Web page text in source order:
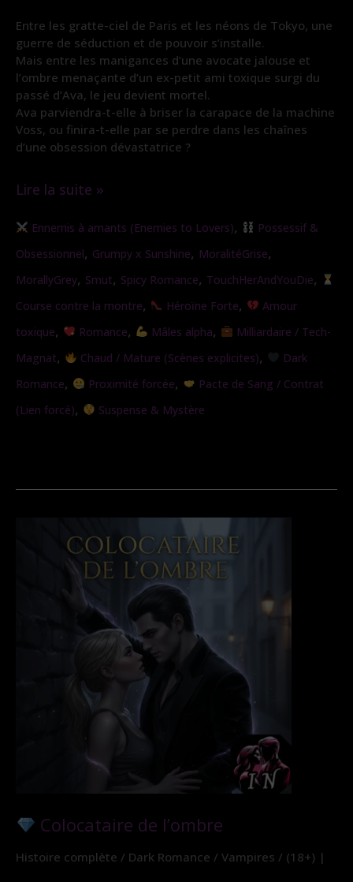
Entre les gratte-ciel de Paris et les néons de Tokyo, une
guerre de séduction et de pouvoir s’installe.
Mais entre les manigances d’une avocate jalouse et
l’ombre menaçante d’un ex-petit ami toxique surgi du
passé d’Ava, le jeu devient mortel.
Ava parviendra-t-elle à briser la carapace de la machine
Voss, ou finira-t-elle par se perdre dans les chaînes
d’une obsession dévastatrice ?
chaines
l’obsession
Lire la suite »
Ennemis à amants (Enemies to Lovers),
Possessif &
Obsessionnel, Grumpy x Sunshine, MoralitéGrise,
MorallyGrey, Smut, Spicy Romance, TouchHerAndYouDie,
Course contre la montre, Héroïne Forte,
Amour
toxique, Romance, Mâles alpha,
Milliardaire / Tech-
Magnat, Chaud / Mature (Scènes explicites),
Dark
Romance, Proximité forcée,
Pacte de Sang / Contrat
(Lien forcé), Suspense & Mystère
Colocataire de l’ombre
Histoire complète / Dark Romance / Vampires / (18+) |